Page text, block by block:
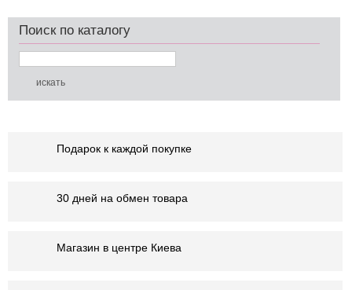
Поиск по каталогу
Подарок к каждой покупке
30 дней на обмен товара
Магазин в центре Киева